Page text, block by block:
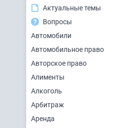
Актуальные темы
Вопросы
Автомобили
Автомобильное право
Авторское право
Алименты
Алкоголь
Арбитраж
Аренда